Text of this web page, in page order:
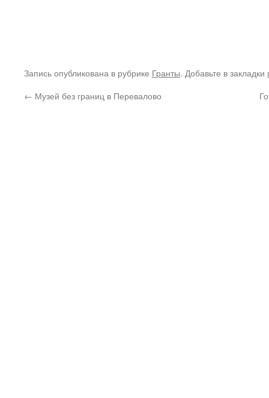
Запись опубликована в рубрике Гранты. Добавьте в закладки
← Музей без границ в Перевалово